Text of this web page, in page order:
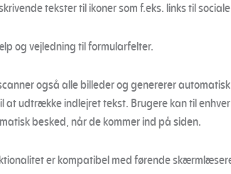
tekster til ikoner som f.eks. links til
og vejledning til formularfelter.
også alle billeder og genererer
at udtrække indlejret tekst. Brugere kan til
besked, når de kommer ind på siden.
er kompatibel med førende